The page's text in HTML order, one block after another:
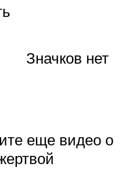
Значков нет
еще видео о